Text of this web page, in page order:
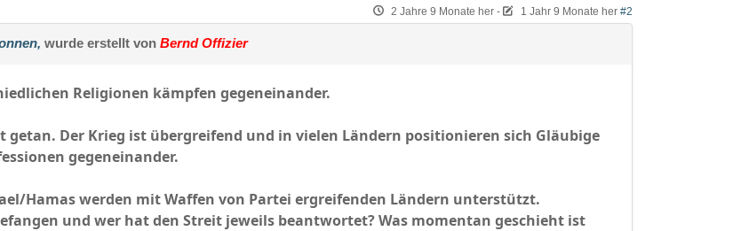
2 Jahre 9 Monate her- 1 Jahr 9 Monate her #2
wurde erstellt vonBernd Offizier
Religionen kämpfen gegeneinander.
getan. Der Krieg ist übergreifend und in vielen Ländern positionieren sich Gläubige
gegeneinander.
Hamas werden mit Waffen von Partei ergreifenden Ländern unterstützt.
und wer hat den Streit jeweils beantwortet? Was momentan geschieht ist